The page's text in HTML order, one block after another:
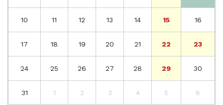
10 11 12 13 14 15 16
17 18 19 20 21 22 23
24 25 26 27 28 29 30
31 1 2 3 4 5 6